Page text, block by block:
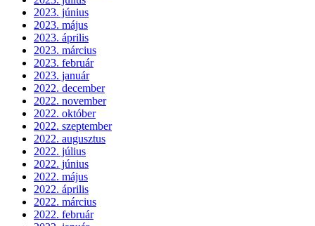
2023. június
2023. május
2023. április
2023. március
2023. február
2023. január
2022. december
2022. november
2022. október
2022. szeptember
2022. augusztus
2022. július
2022. június
2022. május
2022. április
2022. március
2022. február